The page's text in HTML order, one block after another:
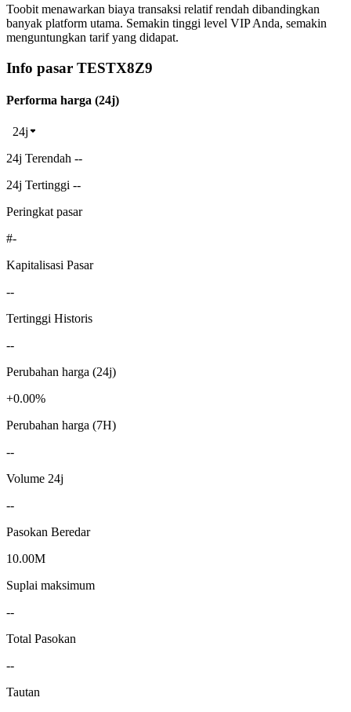
Toobit menawarkan biaya transaksi relatif rendah dibandingkan
banyak platform utama. Semakin tinggi level VIP Anda, semakin
menguntungkan tarif yang didapat.
Info pasar TESTX8Z9
Performa harga (24j)
24j
24j Terendah --
24j Tertinggi --
Peringkat pasar
#-
Kapitalisasi Pasar
--
Tertinggi Historis
--
Perubahan harga (24j)
+0.00%
Perubahan harga (7H)
--
Volume 24j
--
Pasokan Beredar
10.00M
Suplai maksimum
--
Total Pasokan
--
Tautan